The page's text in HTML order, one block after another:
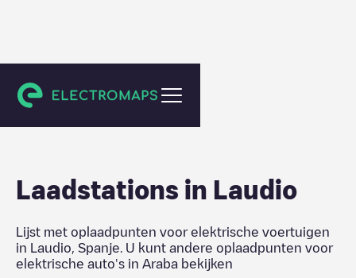
Araba
Laadstations in Laudio
Lijst met oplaadpunten voor elektrische voertuigen
in
Laudio Spanje . U kunt andere oplaadpunten voor
elektrische auto's in Araba bekijken